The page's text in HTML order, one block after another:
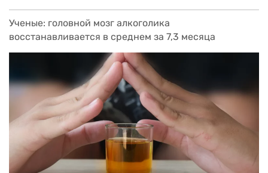
Ученые: головной мозг алкоголика
восстанавливается в среднем за 7,3 месяца